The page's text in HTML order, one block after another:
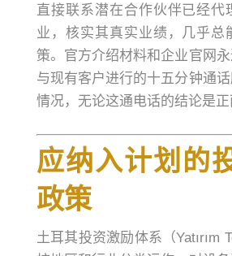
直接联系潜在合作伙伴已经代
业，核实其真实业绩，几乎总
策。官方介绍材料和企业官网
与现有客户进行的十五分钟通
情况，无论这通电话的结论是正
应纳入计划的
政策
土耳其投资激励体系（Yatırım